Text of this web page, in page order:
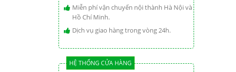
Miễn phí vận chuyển nội thành Hà Nội và
Hồ Chí Minh.
Dịch vụ giao hàng trong vòng 24h.
HỆ THỐNG CỬA HÀNG